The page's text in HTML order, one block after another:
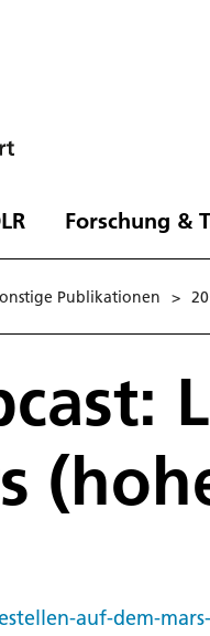
Forschung &
Publikationen >
auf-dem-